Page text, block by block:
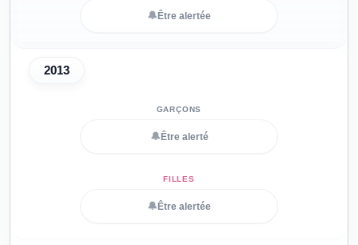
🔔 Être alertée
2013
🔔 Être alerté
🔔 Être alertée